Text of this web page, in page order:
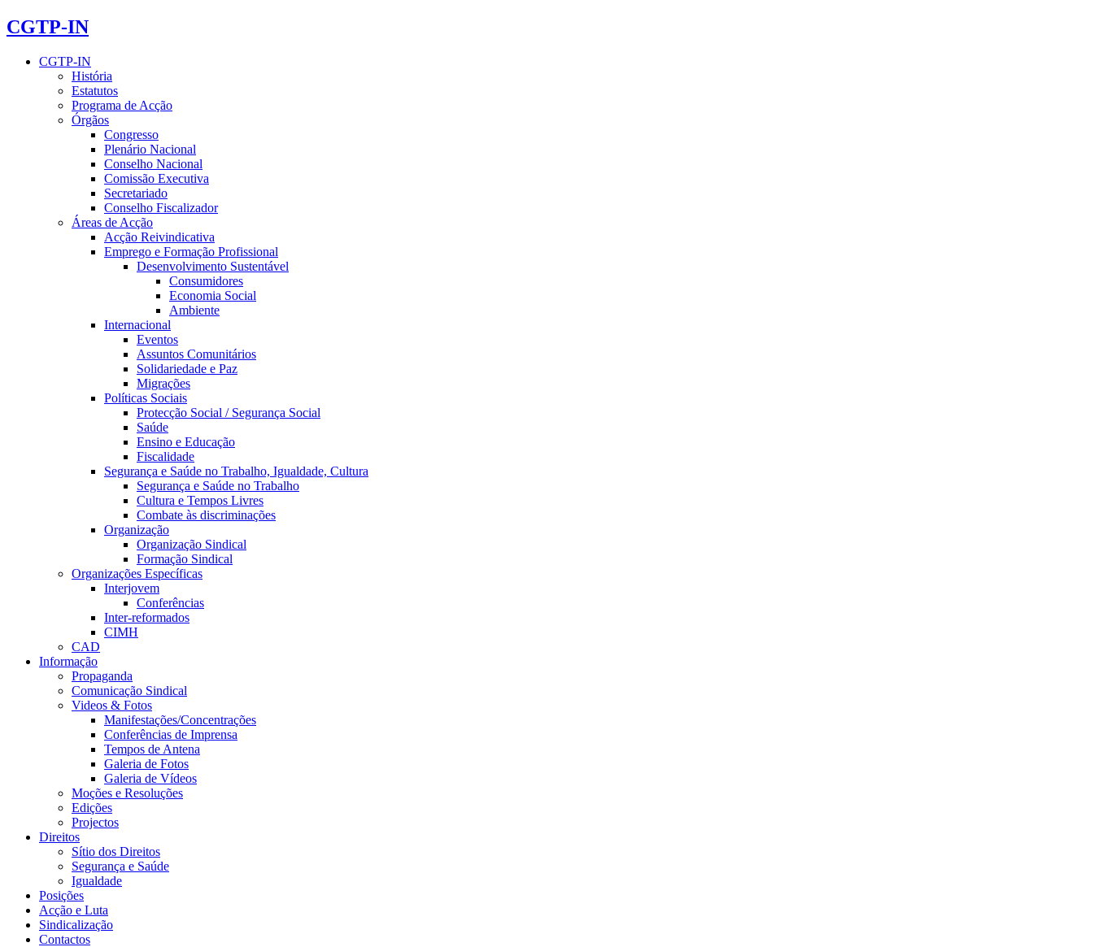
CGTP-IN
CGTP-IN
História
Estatutos
Programa de Acção
Órgãos
Congresso
Plenário Nacional
Conselho Nacional
Comissão Executiva
Secretariado
Conselho Fiscalizador
Áreas de Acção
Acção Reivindicativa
Emprego e Formação Profissional
Desenvolvimento Sustentável
Consumidores
Economia Social
Ambiente
Internacional
Eventos
Assuntos Comunitários
Solidariedade e Paz
Migrações
Políticas Sociais
Protecção Social / Segurança Social
Saúde
Ensino e Educação
Fiscalidade
Segurança e Saúde no Trabalho, Igualdade, Cultura
Segurança e Saúde no Trabalho
Cultura e Tempos Livres
Combate às discriminações
Organização
Organização Sindical
Formação Sindical
Organizações Específicas
Interjovem
Conferências
Inter-reformados
CIMH
CAD
Informação
Propaganda
Comunicação Sindical
Videos & Fotos
Manifestações/Concentrações
Conferências de Imprensa
Tempos de Antena
Galeria de Fotos
Galeria de Vídeos
Moções e Resoluções
Edições
Projectos
Direitos
Sítio dos Direitos
Segurança e Saúde
Igualdade
Posições
Acção e Luta
Sindicalização
Contactos